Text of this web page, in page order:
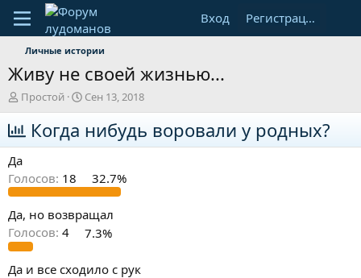
Вход Регистрация
Личные истории
Живу не своей жизнью...
А
в
т
о
т
е
м
ы
Простой
Д
а
т
а
а
л
а
Сен 13, 2018
Когда нибудь воровали у родных?
Да
Голосов: 18 32.7%
Да, но возвращал
Голосов: 4 7.3%
Да и все сходило с рук